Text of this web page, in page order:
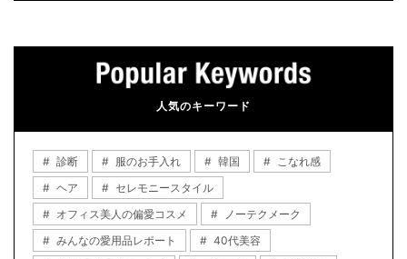
人気のキーワード
診断 服のお手入れ 韓国
こなれ感
ヘア
セレモニースタイル
オフィス美人の偏愛コスメ
ノーテクメーク
みんなの愛用品レポート
40代美容